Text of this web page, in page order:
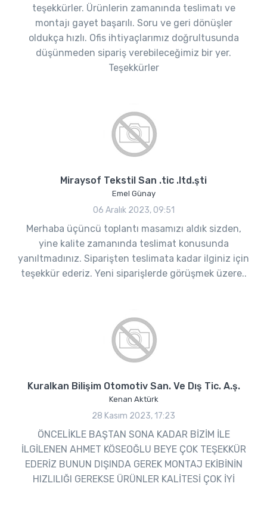
teşekkürler. Ürünlerin zamanında teslimatı ve
montajı gayet başarılı. Soru ve geri dönüşler
oldukça hızlı. Ofis ihtiyaçlarımız doğrultusunda
düşünmeden sipariş verebileceğimiz bir yer.
Teşekkürler
Miraysof Tekstil San .tic .ltd.şti
Emel Günay
06 Aralık 2023, 09:51
Merhaba üçüncü toplantı masamızı aldık sizden,
yine kalite zamanında teslimat konusunda
yanıltmadınız. Siparişten teslimata kadar ilginiz için
teşekkür ederiz. Yeni siparişlerde görüşmek üzere..
Kuralkan Bilişim Otomotiv San. Ve Dış Tic. A.ş.
Kenan Aktürk
28 Kasım 2023, 17:23
ÖNCELİKLE BAŞTAN SONA KADAR BİZİM İLE
İLGİLENEN AHMET KÖSEOĞLU BEYE ÇOK TEŞEKKÜR
EDERİZ BUNUN DIŞINDA GEREK MONTAJ EKİBİNİN
HIZLILIĞI GEREKSE ÜRÜNLER KALİTESİ ÇOK İYİ